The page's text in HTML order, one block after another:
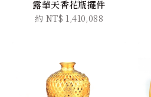
露華天香花瓶擺件
約 NT$ 1,410,088